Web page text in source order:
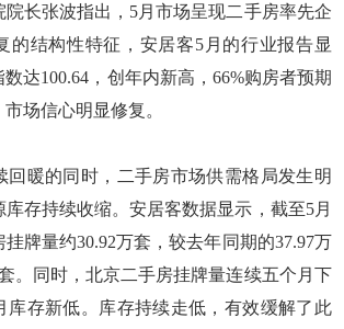
长张波指出，5月市场呈现二手房率先企
的结构性特征，安居客5月的行业报告显
达100.64，创年内新高，66%购房者预期
场信心明显修复。
暖的同时，二手房市场供需格局发生明
存持续收缩。安居客数据显示，截至5月
牌量约30.92万套，较去年同期的37.97万
。同时，北京二手房挂牌量连续五个月下
库存新低。库存持续走低，有效缓解了此